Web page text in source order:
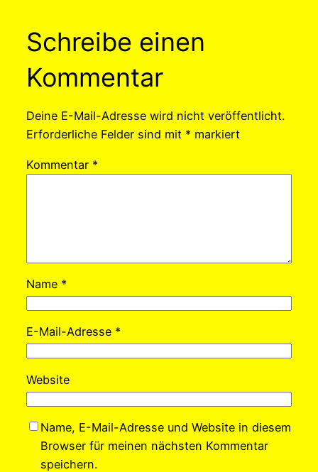
Schreibe einen
Kommentar
Deine E-Mail-Adresse wird nicht veröffentlicht.
Erforderliche Felder sind mit * markiert
Kommentar *
Name *
E-Mail-Adresse *
Website
Name, E-Mail-Adresse und Website in diesem
Browser für meinen nächsten Kommentar
speichern.